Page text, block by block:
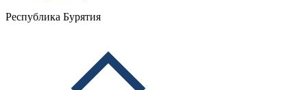
Республика Бурятия